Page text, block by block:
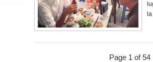
Page 1 of 54